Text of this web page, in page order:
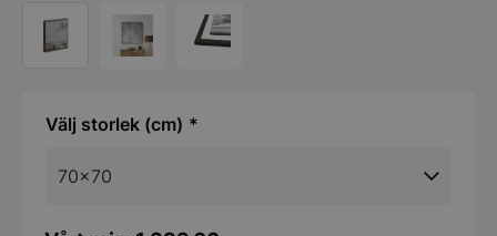
storlek (cm)